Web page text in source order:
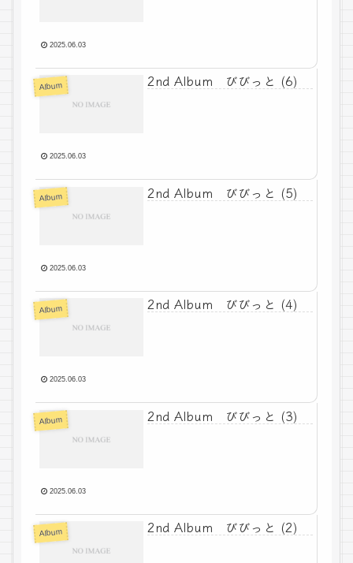
2025.06.03
Album 2nd Album びびっと (6)
2025.06.03
Album 2nd Album びびっと (5)
2025.06.03
Album 2nd Album びびっと (4)
2025.06.03
Album 2nd Album びびっと (3)
2025.06.03
Album 2nd Album びびっと (2)